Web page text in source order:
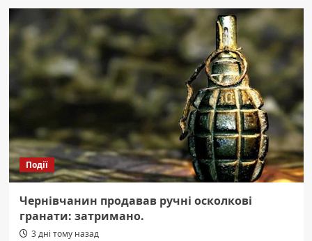
Події
Чернівчанин продавав ручні осколкові
гранати: затримано.
3 дні тому назад